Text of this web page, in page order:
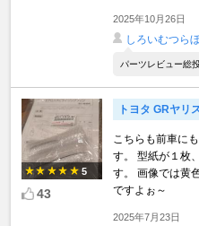
2025年10月26日
しろいむつら
パーツレビュー総
5
43
トヨタ GRヤリ
こちらも前車に
す。 型紙が１枚
す。 画像では黄
ですよぉ～
2025年7月23日